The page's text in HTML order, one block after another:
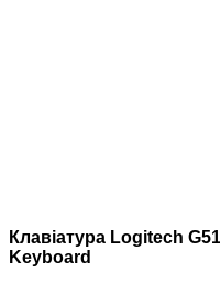
Клавіатура Logitech G
Keyboard